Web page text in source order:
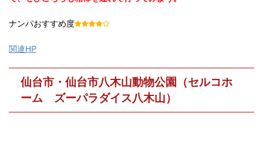
ナンパおすすめ度
関連HP
仙台市・仙台市八木山動物公園（セルコホ
ーム ズーパラダイス八木山）